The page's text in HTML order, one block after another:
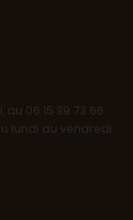
06 15 39 73 66.
lundi au vendredi